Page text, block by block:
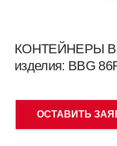
КОНТЕЙНЕРЫ
изделия: BBG
ОСТАВИТЬ